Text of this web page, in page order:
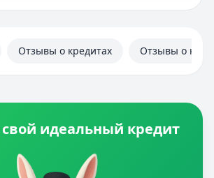
Отзывы о кредитах Отзывы о
идеальный кредит